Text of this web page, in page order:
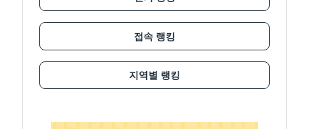
접속 랭킹
지역별 랭킹